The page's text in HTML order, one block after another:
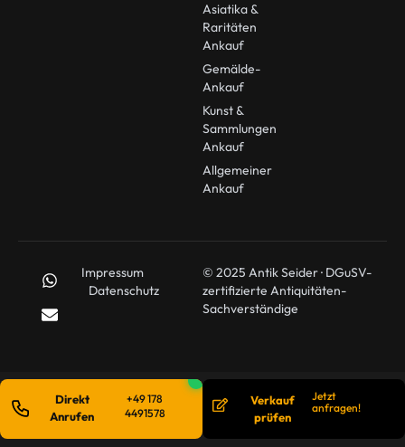
Asiatika &
Raritäten
Ankauf
Gemälde-
Ankauf
Kunst &
Sammlungen
Ankauf
Allgemeiner
Ankauf
Impressum
Datenschutz
© 2025 Antik Seider · DGuSV-
zertifizierte Antiquitäten-
Sachverständige
Direkt
Anrufen
+49 178
4491578
Verkauf
prüfen
Jetzt
anfragen!